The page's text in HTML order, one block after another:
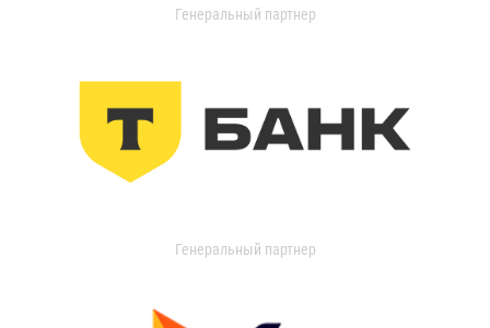
Генеральный партнер
Генеральный партнер